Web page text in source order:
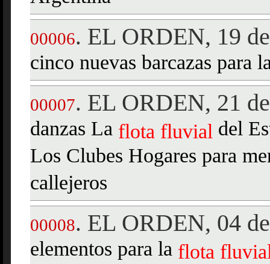
00006. EL ORDEN, 19
cinco nuevas barcazas para
00007. EL ORDEN, 21
danzas La flota fluvial del
Los Clubes Hogares para
callejeros
00008. EL ORDEN, 04
elementos para la flota